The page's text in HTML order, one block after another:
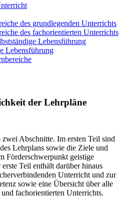
des grundlegenden Unterrichts
des fachorientierten Unterrichts
Lebensführung
Lebensführung
der Lehrpläne
Abschnitte. Im ersten Teil sind
Lehrplans sowie die Ziele und
Förderschwerpunkt geistige
Teil enthält darüber hinaus
Unterricht und zur
sowie eine Übersicht über alle
fachorientierten Unterrichts.